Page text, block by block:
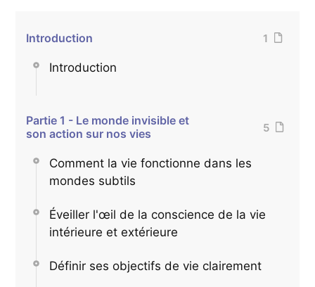
Introduction 1
Introduction
Partie 1 - Le monde invisible et
son action sur nos vies
5
Comment la vie fonctionne dans les
mondes subtils
Éveiller l'œil de la conscience de la vie
intérieure et extérieure
Définir ses objectifs de vie clairement